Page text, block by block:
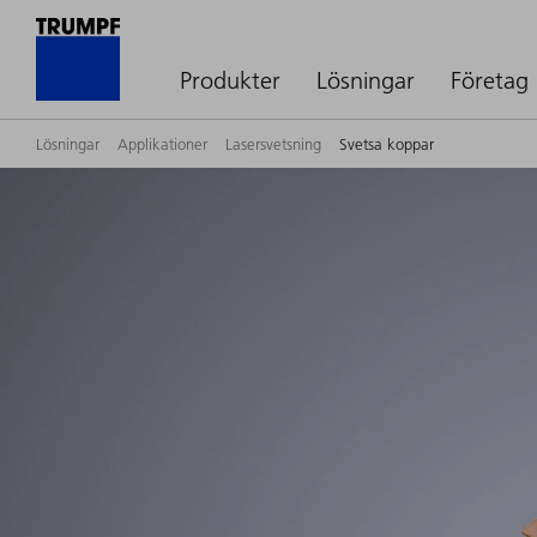
Produkter Lösningar Företag
Lösningar Applikationer Lasersvetsning Svetsa koppar